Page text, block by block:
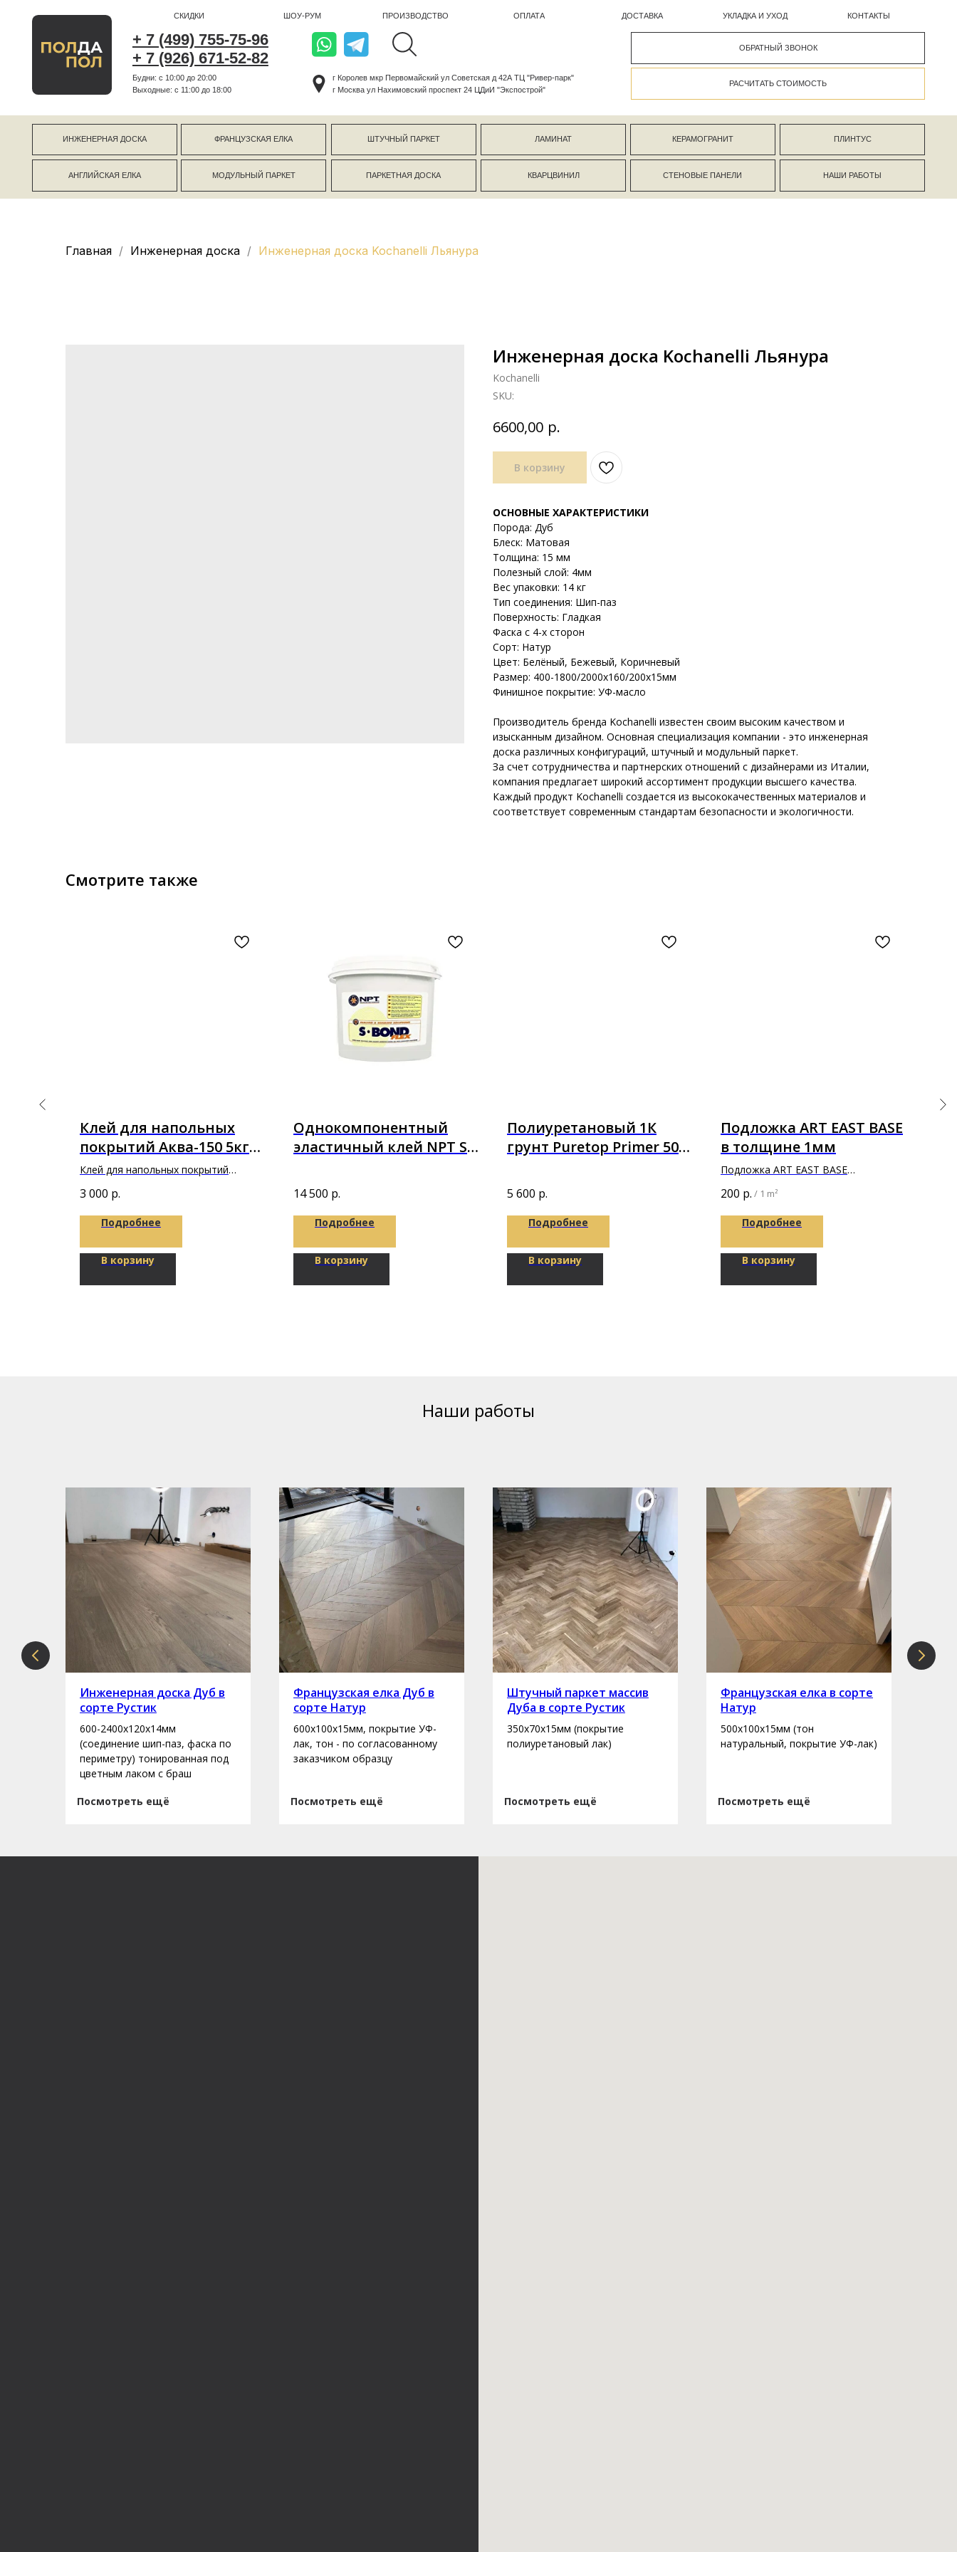
+ 7 (499) 755-75-96
+ 7 (926) 671-52-82
СКИДКИ ШОУ-РУМ ПРОИЗВОДСТВО КОНТАКТЫ
УКЛАДКА И УХОД
Будни: с 10:00 до 20:00
Выходные: c 11:00 до 18:00
г Москва ул Нахимовский проспект 24 ЦДиИ "Экспострой"
ИНЖЕНЕРНАЯ ДОСКА
АНГЛИЙСКАЯ ЕЛКА
ФРАНЦУЗСКАЯ ЕЛКА
ПАРКЕТНАЯ ДОСКА
МОДУЛЬНЫЙ ПАРКЕТ
ШТУЧНЫЙ ПАРКЕТ
КВАРЦВИНИЛ
КЕРАМОГРАНИТ
СТЕНОВЫЕ ПАНЕЛИ
ЛАМИНАТ
НАШИ РАБОТЫ
ПЛИНТУС
Главная Инженерная доска Инженерная доска Kochanelli Льянура
Инженерная доска Kochanelli Льянура
Kochanelli
SKU:
6600,00 р.
В корзину
ОСНОВНЫЕ ХАРАКТЕРИСТИКИ
Порода: Дуб
Блеск: Матовая
Толщина: 15 мм
Полезный слой: 4мм
Вес упаковки: 14 кг
Тип соединения: Шип-паз
Поверхность: Гладкая
Фаска с 4-х сторон
Сорт: Натур
Цвет: Белёный, Бежевый, Коричневый
Размер: 400-1800/2000х160/200х15мм
Финишное покрытие: УФ-масло
Производитель бренда Kochanelli известен своим высоким качеством и
изысканным дизайном. Основная специализация компании - это инженерная
доска различных конфигураций, штучный и модульный паркет.
За счет сотрудничества и партнерских отношений с дизайнерами из Италии,
компания предлагает широкий ассортимент продукции высшего качества.
Каждый продукт Kochanelli создается из высококачественных материалов и
соответствует современным стандартам безопасности и экологичности.
Смотрите также
Клей для напольных
покрытий Аква-150 5кг
"Фиксус"
Клей для напольных покрытий
3 000 р.
Подробнее
В корзину
Однокомпонентный
эластичный клей NPT S
Полимера 14кг
14 500 р.
Подробнее
В корзину
Полиуретановый 1К
грунт Puretop Primer 50
5 600 р.
Подробнее
В корзину
Подложка ART EAST BASE
в толщине 1мм
Подложка ART EAST BASE
200 р. / 1 m²
Подробнее
В корзину
Наши работы
Инженерная доска Дуб в
сорте Рустик
600-2400х120х14мм
(соединение шип-паз, фаска по
периметру) тонированная под
цветным лаком с браш
Посмотреть ещё
Французская елка Дуб в
сорте Натур
600х100х15мм, покрытие УФ-
лак, тон - по согласованному
заказчиком образцу
Посмотреть ещё
Штучный паркет массив
Дуба в сорте Рустик
350х70х15мм (покрытие
полиуретановый лак)
Посмотреть ещё
Французская елка в сорте
Натур
500х100х15мм (тон
натуральный, покрытие УФ-лак)
Посмотреть ещё